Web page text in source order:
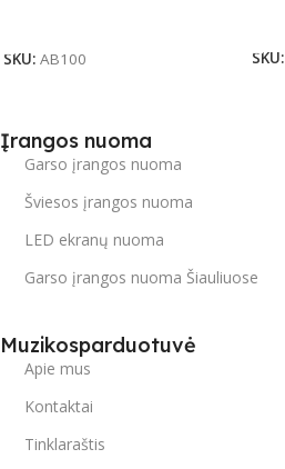
SKU: AB100
SKU:
Įrangos nuoma
Garso įrangos nuoma
Šviesos įrangos nuoma
LED ekranų nuoma
Garso įrangos nuoma Šiauliuose
Muzikosparduotuvė
Apie mus
Kontaktai
Tinklaraštis